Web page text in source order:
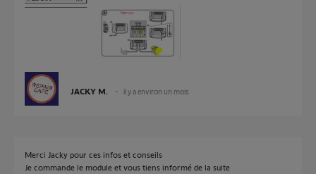
JACKY M. il y a environ un mois
Merci Jacky pour ces infos et conseils
Je commande le module et vous tiens informé de la suite